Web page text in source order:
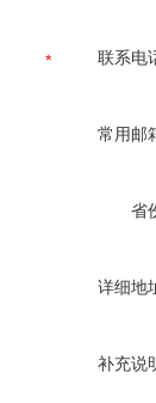
联系电
常用邮
省
详细地
补充说